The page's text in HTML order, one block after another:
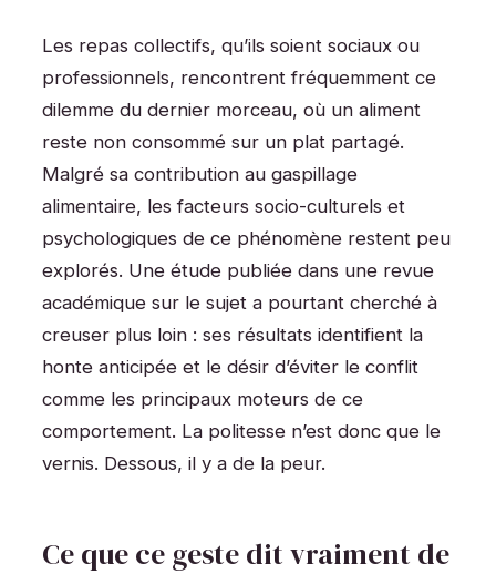
Les repas collectifs, qu’ils soient sociaux ou
professionnels, rencontrent fréquemment ce
dilemme du dernier morceau, où un aliment
reste non consommé sur un plat partagé.
Malgré sa contribution au gaspillage
alimentaire, les facteurs socio-culturels et
psychologiques de ce phénomène restent peu
explorés. Une étude publiée dans une revue
académique sur le sujet a pourtant cherché à
creuser plus loin : ses résultats identifient la
honte anticipée et le désir d’éviter le conflit
comme les principaux moteurs de ce
comportement. La politesse n’est donc que le
vernis. Dessous, il y a de la peur.
Ce que ce geste dit vraiment de